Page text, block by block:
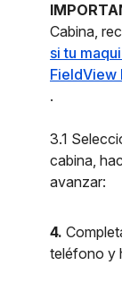
Cabina,
si tu
FieldView
.
3.1
cabina,
avanzar:
4.
teléfono y